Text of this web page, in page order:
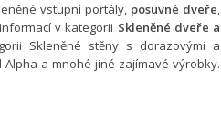
vstupní portály, posuvné dveře,
v kategorii Skleněné dveře a
Skleněné stěny s dorazovými a
a mnohé jiné zajímavé výrobky.